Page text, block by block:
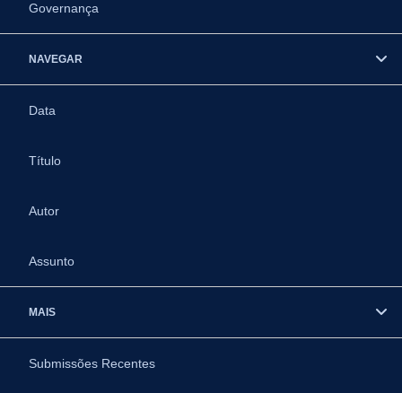
Governança
NAVEGAR
Data
Título
Autor
Assunto
MAIS
Submissões Recentes